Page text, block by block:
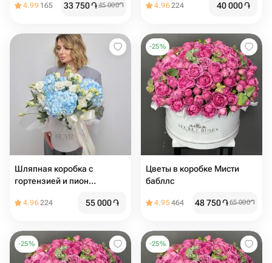
4.99 165 33 750֏45 000֏ 4.96224 40 000֏
Шляпная коробка с
гортензией и пион
4.96224 55 000֏
-25%
Цветы в коробке Мисти
бабллс️
4.95464 48 750֏65 000֏
-25% -25%